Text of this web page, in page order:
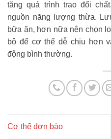
tăng quá trình trao đổi
nguồn năng lượng thừa.
bữa ăn, hơn nữa nên chọn
bộ để cơ thể dễ chịu hơn
động bình thường.
Cơ thể đơn bào